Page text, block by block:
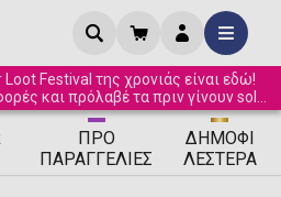
Festival της χρονιάς είναι εδώ!
και πρόλαβέ τα πριν γίνουν sold
out! ☀️
ΠΡΟ
ΠΑΡΑΓΓΕΛΊΕΣ
ΔΗΜΟΦΙ
ΛΈΣΤΕΡΑ